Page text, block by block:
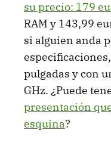
su precio: 179
RAM y 143,99
si alguien anda
pulgadas y con
GHz. ¿Puede
presentación
esquina?